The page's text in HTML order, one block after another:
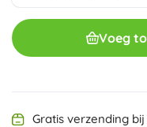
Voeg
Gratis verzending